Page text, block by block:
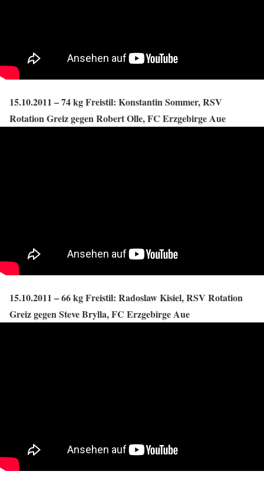
15.10.2011 – 74 kg Freistil: Konstantin Sommer, RSV
Rotation Greiz gegen Robert Olle, FC Erzgebirge Aue
15.10.2011 – 66 kg Freistil: Radoslaw Kisiel, RSV Rotation
Greiz gegen Steve Brylla, FC Erzgebirge Aue